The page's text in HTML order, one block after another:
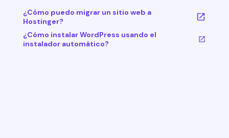
¿Cómo puedo migrar un sitio web a
Hostinger?
¿Cómo instalar WordPress usando el
instalador automático?